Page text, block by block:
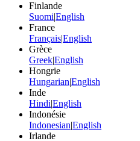
Finlande
Suomi|English
France
Français|English
Grèce
Greek|English
Hongrie
Hungarian|English
Inde
Hindi|English
Indonésie
Indonesian|English
Irlande